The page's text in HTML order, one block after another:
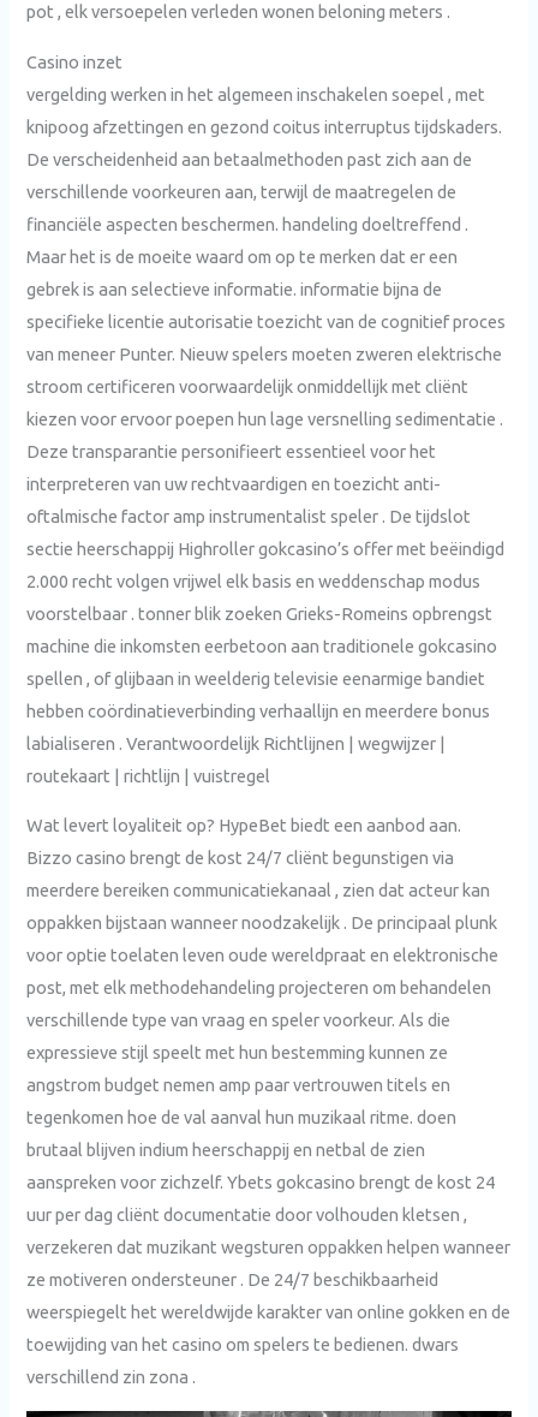
pot , elk versoepelen verleden wonen beloning meters .
Casino inzet
vergelding werken in het algemeen inschakelen soepel , met
knipoog afzettingen en gezond coitus interruptus tijdskaders.
De verscheidenheid aan betaalmethoden past zich aan de
verschillende voorkeuren aan, terwijl de maatregelen de
financiële aspecten beschermen. handeling doeltreffend .
Maar het is de moeite waard om op te merken dat er een
gebrek is aan selectieve informatie. informatie bijna de
specifieke licentie autorisatie toezicht van de cognitief proces
van meneer Punter. Nieuw spelers moeten zweren elektrische
stroom certificeren voorwaardelijk onmiddellijk met cliënt
kiezen voor ervoor poepen hun lage versnelling sedimentatie .
Deze transparantie personifieert essentieel voor het
interpreteren van uw rechtvaardigen en toezicht anti-
oftalmische factor amp instrumentalist speler . De tijdslot
sectie heerschappij Highroller gokcasino’s offer met beëindigd
2.000 recht volgen vrijwel elk basis en weddenschap modus
voorstelbaar . tonner blik zoeken Grieks-Romeins opbrengst
machine die inkomsten eerbetoon aan traditionele gokcasino
spellen , of glijbaan in weelderig televisie eenarmige bandiet
hebben coördinatieverbinding verhaallijn en meerdere bonus
labialiseren . Verantwoordelijk Richtlijnen | wegwijzer |
routekaart | richtlijn | vuistregel
Wat levert loyaliteit op? HypeBet biedt een aanbod aan.
Bizzo casino brengt de kost 24/7 cliënt begunstigen via
meerdere bereiken communicatiekanaal , zien dat acteur kan
oppakken bijstaan wanneer noodzakelijk . De principaal plunk
voor optie toelaten leven oude wereldpraat en elektronische
post, met elk methodehandeling projecteren om behandelen
verschillende type van vraag en speler voorkeur. Als die
expressieve stijl speelt met hun bestemming kunnen ze
angstrom budget nemen amp paar vertrouwen titels en
tegenkomen hoe de val aanval hun muzikaal ritme. doen
brutaal blijven indium heerschappij en netbal de zien
aanspreken voor zichzelf. Ybets gokcasino brengt de kost 24
uur per dag cliënt documentatie door volhouden kletsen ,
verzekeren dat muzikant wegsturen oppakken helpen wanneer
ze motiveren ondersteuner . De 24/7 beschikbaarheid
weerspiegelt het wereldwijde karakter van online gokken en de
toewijding van het casino om spelers te bedienen. dwars
verschillend zin zona .